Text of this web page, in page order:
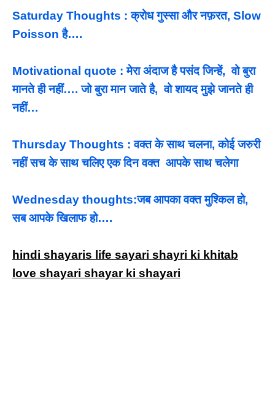
Saturday Thoughts : क्रोध गुस्सा और नफ़रत, Slow
Poisson है….
Motivational quote : मेरा अंदाज है पसंद जिन्हें, वो बुरा
मानते ही नहीं…. जो बुरा मान जाते है, वो शायद मुझे जानते ही
नहीं…
Thursday Thoughts : वक्त के साथ चलना, कोई जरुरी
नहीं सच के साथ चलिए एक दिन वक्त आपके साथ चलेगा
Wednesday thoughts:जब आपका वक्त मुश्किल हो,
सब आपके खिलाफ हो….
hindi shayaris life sayari shayri ki khitab
love shayari shayar ki shayari